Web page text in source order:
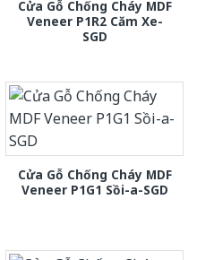
Cửa Gỗ Chống Cháy MDF
Veneer P1R2 Căm Xe-
SGD
Cửa Gỗ Chống Cháy MDF
Veneer P1G1 Sồi-a-SGD